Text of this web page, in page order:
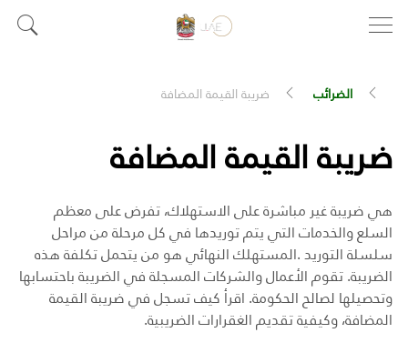
الضرائب ضريبة القيمة المضافة
ضريبة القيمة المضافة
هي ضريبة غير مباشرة على الاستهلاك، تفرض على معظم
السلع والخدمات التي يتم توريدها في كل مرحلة من مراحل
سلسلة التوريد .المستهلك النهائي هو من يتحمل تكلفة هذه
الضريبة. تقوم الأعمال والشركات المسجلة في الضريبة باحتسابها
وتحصيلها لصالح الحكومة. اقرأ كيف تسجل في ضريبة القيمة
المضافة، وكيفية تقديم الغقرارات الضريبية.